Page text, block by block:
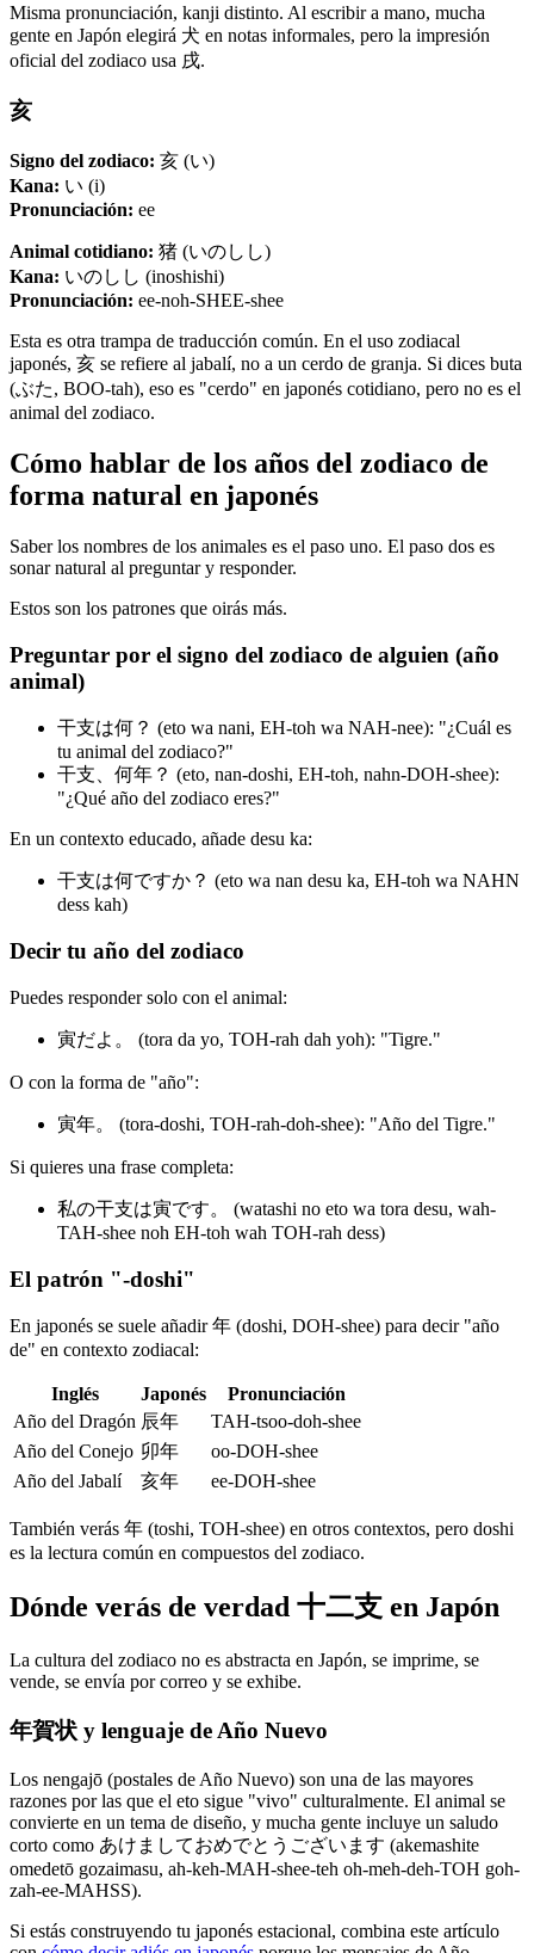
Misma pronunciación, kanji distinto. Al escribir a mano, mucha
gente en Japón elegirá 犬 en notas informales, pero la impresión
oficial del zodiaco usa 戌.
亥
Signo del zodiaco: 亥 (い)
Kana: い (i)
Pronunciación: ee
Animal cotidiano: 猪 (いのしし)
Kana: いのしし (inoshishi)
Pronunciación: ee-noh-SHEE-shee
Esta es otra trampa de traducción común. En el uso zodiacal
japonés, 亥 se refiere al jabalí, no a un cerdo de granja. Si dices buta
(ぶた, BOO-tah), eso es "cerdo" en japonés cotidiano, pero no es el
animal del zodiaco.
Cómo hablar de los años del zodiaco de
forma natural en japonés
Saber los nombres de los animales es el paso uno. El paso dos es
sonar natural al preguntar y responder.
Estos son los patrones que oirás más.
Preguntar por el signo del zodiaco de alguien (año
animal)
干支は何？ (eto wa nani, EH-toh wa NAH-nee): "¿Cuál es
tu animal del zodiaco?"
干支、何年？ (eto, nan-doshi, EH-toh, nahn-DOH-shee):
"¿Qué año del zodiaco eres?"
En un contexto educado, añade desu ka:
干支は何ですか？ (eto wa nan desu ka, EH-toh wa NAHN
dess kah)
Decir tu año del zodiaco
Puedes responder solo con el animal:
寅だよ。 (tora da yo, TOH-rah dah yoh): "Tigre."
O con la forma de "año":
寅年。 (tora-doshi, TOH-rah-doh-shee): "Año del Tigre."
Si quieres una frase completa:
私の干支は寅です。 (watashi no eto wa tora desu, wah-
TAH-shee noh EH-toh wah TOH-rah dess)
El patrón "-doshi"
En japonés se suele añadir 年 (doshi, DOH-shee) para decir "año
de" en contexto zodiacal:
Inglés Japonés
Pronunciación
Año del Dragón 辰年
TAH-tsoo-doh-shee
Año del Conejo 卯年
oo-DOH-shee
Año del Jabalí
亥年 ee-DOH-shee
También verás 年 (toshi, TOH-shee) en otros contextos, pero doshi
es la lectura común en compuestos del zodiaco.
Dónde verás de verdad 十二支 en Japón
La cultura del zodiaco no es abstracta en Japón, se imprime, se
vende, se envía por correo y se exhibe.
年賀状 y lenguaje de Año Nuevo
Los nengajō (postales de Año Nuevo) son una de las mayores
razones por las que el eto sigue "vivo" culturalmente. El animal se
convierte en un tema de diseño, y mucha gente incluye un saludo
corto como あけましておめでとうございます (akemashite
omedetō gozaimasu, ah-keh-MAH-shee-teh oh-meh-deh-TOH goh-
zah-ee-MAHSS).
Si estás construyendo tu japonés estacional, combina este artículo